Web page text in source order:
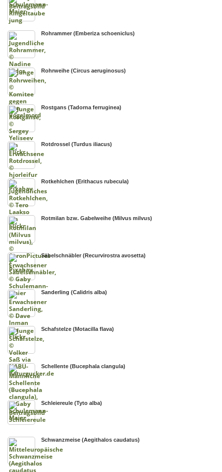
Rohrammer (Emberiza schoeniclus)
Rohrweihe (Circus aeruginosus)
Rostgans (Tadorna ferruginea)
Rotdrossel (Turdus iliacus)
Rotkehlchen (Erithacus rubecula)
Rotmilan bzw. Gabelweihe (Milvus milvus)
Säbelschnäbler (Recurvirostra avosetta)
Sanderling (Calidris alba)
Schafstelze (Motacilla flava)
Schellente (Bucephala clangula)
Schleiereule (Tyto alba)
Schwanzmeise (Aegithalos caudatus)